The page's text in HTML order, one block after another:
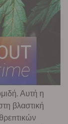
Αυτή η
βλαστική